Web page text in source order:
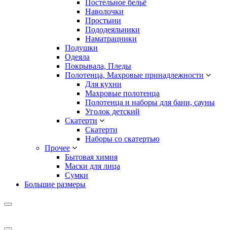
Постельное бельё
Наволочки
Простыни
Пододеяльники
Наматрацники
Подушки
Одеяла
Покрывала, Пледы
Полотенца, Махровые принадлежности
Для кухни
Махровые полотенца
Полотенца и наборы для бани, сауны
Уголок детский
Скатерти
Скатерти
Наборы со скатертью
Прочее
Бытовая химия
Маски для лица
Сумки
Большие размеры